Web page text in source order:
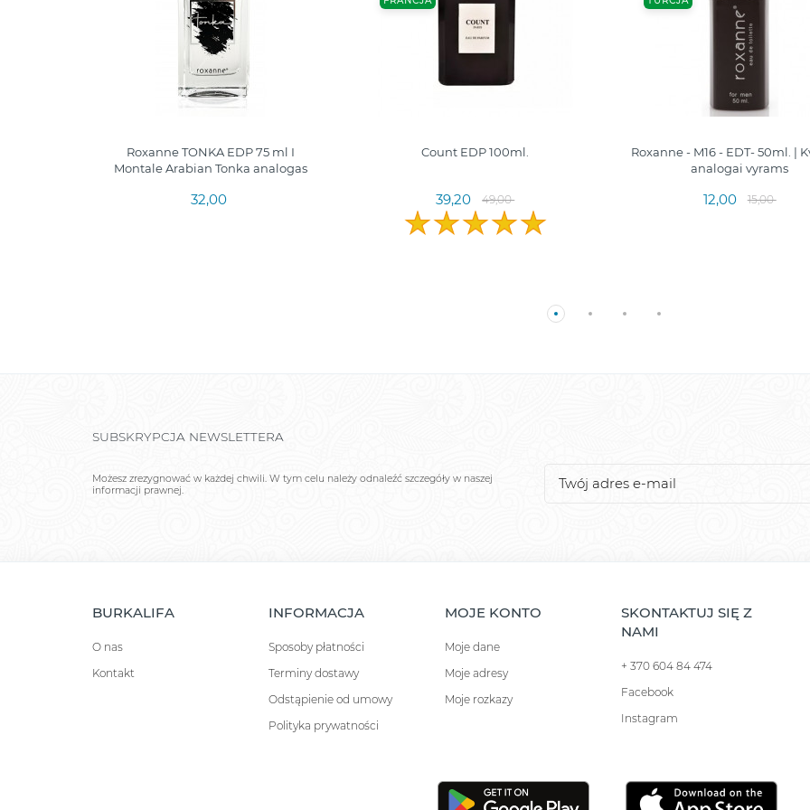
Roxanne TONKA EDP 75 ml I
Montale Arabian Tonka analogas
32,00
Count EDP 100ml.
39,20 49,00
Roxanne - M16 - EDT- 50ml. |
analogai vyrams
12,00 15,00
SUBSKRYPCJA NEWSLETTERA
Możesz zrezygnować w każdej chwili. W tym celu należy odnaleźć szczegóły w naszej
informacji prawnej.
BURKALIFA
O nas
Kontakt
INFORMACJA
Sposoby płatności
Terminy dostawy
Odstąpienie od umowy
Polityka prywatności
MOJE KONTO
Moje dane
Moje adresy
Moje rozkazy
SKONTAKTUJ SIĘ Z
NAMI
+ 370 604 84 474
Facebook
Instagram